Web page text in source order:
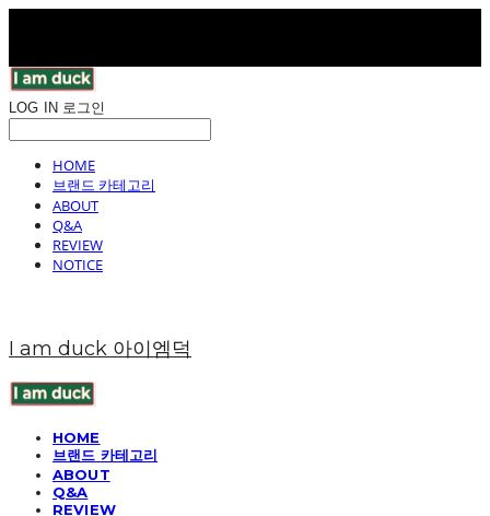
LOG IN 로그인
HOME
브랜드 카테고리
ABOUT
Q&A
REVIEW
NOTICE
I am duck 아이엠덕
HOME
브랜드 카테고리
ABOUT
Q&A
REVIEW